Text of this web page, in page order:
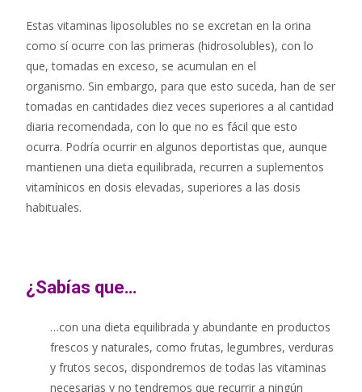
Estas vitaminas liposolubles no se excretan en la orina
como sí ocurre con las primeras (hidrosolubles), con lo
que, tomadas en exceso, se acumulan en el
organismo. Sin embargo, para que esto suceda, han de ser
tomadas en cantidades diez veces superiores a al cantidad
diaria recomendada, con lo que no es fácil que esto
ocurra. Podría ocurrir en algunos deportistas que, aunque
mantienen una dieta equilibrada, recurren a suplementos
vitamínicos en dosis elevadas, superiores a las dosis
habituales.
¿Sabías que…
…con una dieta equilibrada y abundante en productos
frescos y naturales, como frutas, legumbres, verduras
y frutos secos, dispondremos de todas las vitaminas
necesarias y no tendremos que recurrir a ningún